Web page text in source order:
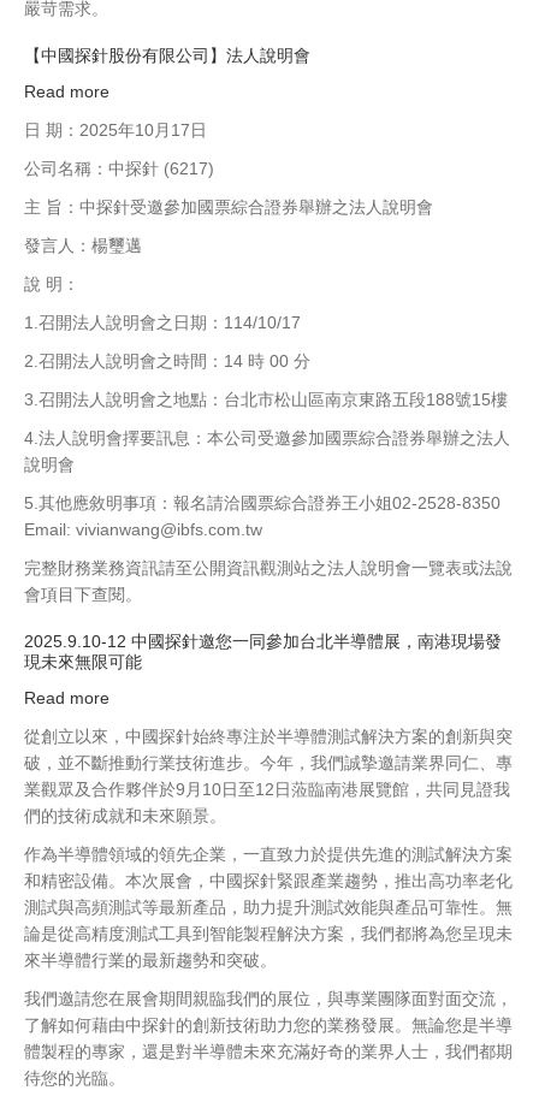
化
慧
化
創
新
展
新
力
嚴苛需求。
【中國探針股份有限公司】法人說明會
Read more
探
針
份
公
司】
人
說
日 期：2025年10月17日
公司名稱：中探針 (6217)
主 旨：中探針受邀參加國票綜合證券舉辦之法人說明會
發言人：楊璽邁
說 明：
1.召開法人說明會之日期：114/10/17
2.召開法人說明會之時間：14 時 00 分
3.召開法人說明會之地點：台北市松山區南京東路五段188號15樓
4.法人說明會擇要訊息：本公司受邀參加國票綜合證券舉辦之法人
說明會
5.其他應敘明事項：報名請洽國票綜合證券王小姐02-2528-8350
Email: vivianwang@ibfs.com.tw
完整財務業務資訊請至公開資訊觀測站之法人說明會一覽表或法說
會項目下查閱。
2025.9.10-12 中國探針邀您一同參加台北半導體展，南港現場發
現未來無限可能
Read more
2025.9.10-
12
中
國
探
針
邀
您
一
同
參
加
台
從創立以來，中國探針始終專注於半導體測試解決方案的創新與突
破，並不斷推動行業技術進步。今年，我們誠摯邀請業界同仁、專
業觀眾及合作夥伴於9月10日至12日蒞臨南港展覽館，共同見證我
們的技術成就和未來願景。
作為半導體領域的領先企業，一直致力於提供先進的測試解決方案
和精密設備。本次展會，中國探針緊跟產業趨勢，推出高功率老化
測試與高頻測試等最新產品，助力提升測試效能與產品可靠性。無
論是從高精度測試工具到智能製程解決方案，我們都將為您呈現未
來半導體行業的最新趨勢和突破。
我們邀請您在展會期間親臨我們的展位，與專業團隊面對面交流，
了解如何藉由中探針的創新技術助力您的業務發展。無論您是半導
體製程的專家，還是對半導體未來充滿好奇的業界人士，我們都期
待您的光臨。